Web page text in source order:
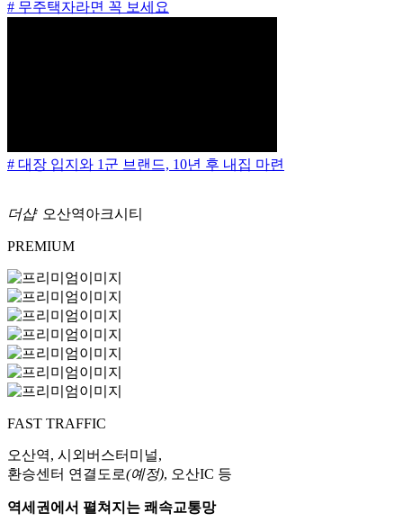
# 무주택자라면 꼭 보세요
# 대장 입지와 1군 브랜드, 10년 후 내집 마련
더샵 오산역아크시티
PREMIUM
FAST TRAFFIC
오산역, 시외버스터미널,
환승센터 연결도로(예정), 오산IC 등
역세권에서 펼쳐지는 쾌속교통망